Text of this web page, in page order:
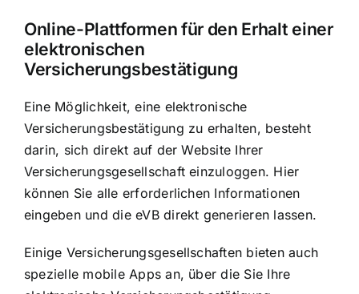
Online-Plattformen für den Erhalt einer
elektronischen
Versicherungsbestätigung
Eine Möglichkeit, eine elektronische
Versicherungsbestätigung zu erhalten, besteht
darin, sich direkt auf der Website Ihrer
Versicherungsgesellschaft einzuloggen. Hier
können Sie alle erforderlichen Informationen
eingeben und die eVB direkt generieren lassen.
Einige Versicherungsgesellschaften bieten auch
spezielle mobile Apps an, über die Sie Ihre